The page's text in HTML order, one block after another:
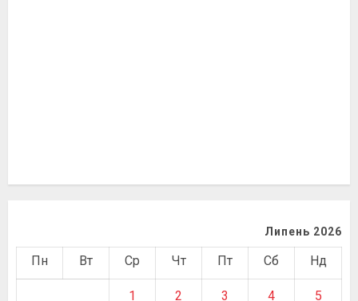
Липень 2026
Пн Вт Ср Чт Пт Сб Нд
1 2 3 4 5